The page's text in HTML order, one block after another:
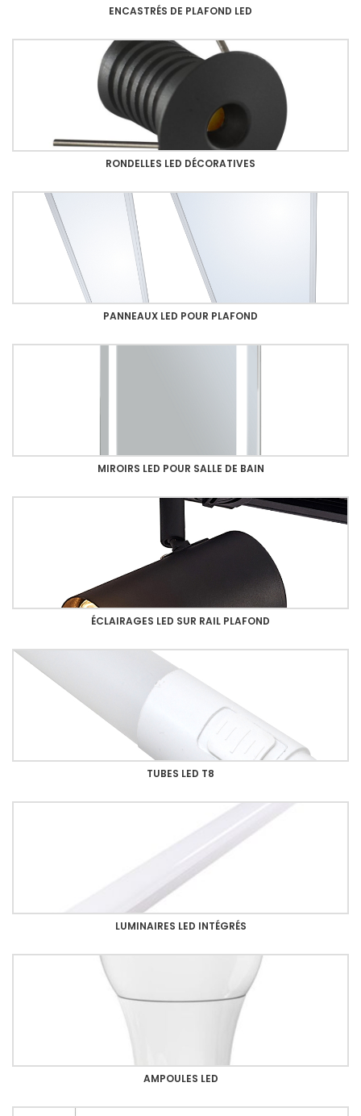
ENCASTRÉS DE PLAFOND LED
RONDELLES LED DÉCORATIVES
PANNEAUX LED POUR PLAFOND
MIROIRS LED POUR SALLE DE BAIN
ÉCLAIRAGES LED SUR RAIL PLAFOND
TUBES LED T8
LUMINAIRES LED INTÉGRÉS
AMPOULES LED